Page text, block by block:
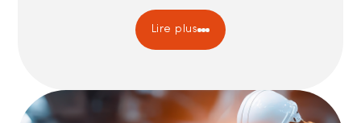
Lire plus